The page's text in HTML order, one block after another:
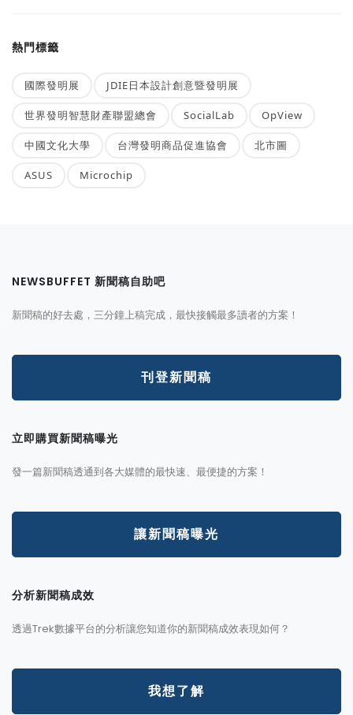
熱門標籤
國際發明展 JDIE日本設計創意暨發明展
世界發明智慧財產聯盟總會 SocialLab OpView
中國文化大學 台灣發明商品促進協會 北市圖
ASUS Microchip
NEWSBUFFET 新聞稿自助吧
新聞稿的好去處，三分鐘上稿完成，最快接觸最多讀者的方案！
刊登新聞稿
立即購買新聞稿曝光
發一篇新聞稿透通到各大媒體的最快速、最便捷的方案！
讓新聞稿曝光
分析新聞稿成效
透過Trek數據平台的分析讓您知道你的新聞稿成效表現如何？
我想了解